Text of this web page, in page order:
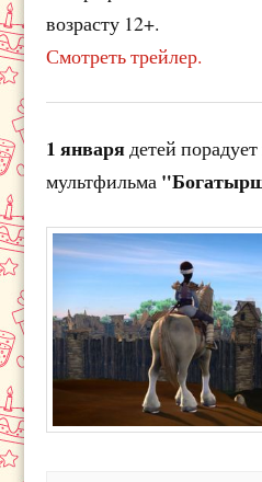
возрасту 12+.
Смотреть трейлер.
1 январядетей
мультфильма